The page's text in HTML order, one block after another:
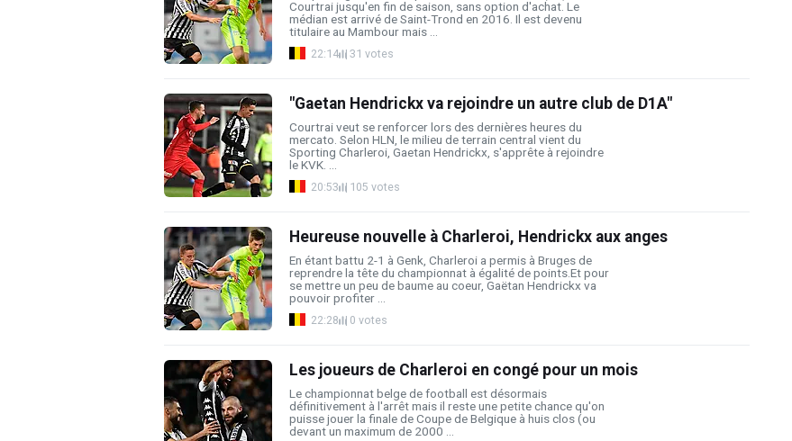
Courtrai jusqu'en fin de saison, sans option d'achat. Le
médian est arrivé de Saint-Trond en 2016. Il est devenu
titulaire au Mambour mais ...
22:14 31 votes
"Gaetan Hendrickx va rejoindre un autre club de D1A"
Courtrai veut se renforcer lors des dernières heures du
mercato. Selon HLN, le milieu de terrain central vient du
Sporting Charleroi, Gaetan Hendrickx, s'apprête à rejoindre
le KVK. ...
20:53 105 votes
Heureuse nouvelle à Charleroi, Hendrickx aux anges
En étant battu 2-1 à Genk, Charleroi a permis à Bruges de
reprendre la tête du championnat à égalité de points.Et pour
se mettre un peu de baume au coeur, Gaëtan Hendrickx va
pouvoir profiter ...
22:28 0 votes
Les joueurs de Charleroi en congé pour un mois
Le championnat belge de football est désormais
définitivement à l'arrêt mais il reste une petite chance qu'on
puisse jouer la finale de Coupe de Belgique à huis clos (ou
devant un maximum de 2000 ...